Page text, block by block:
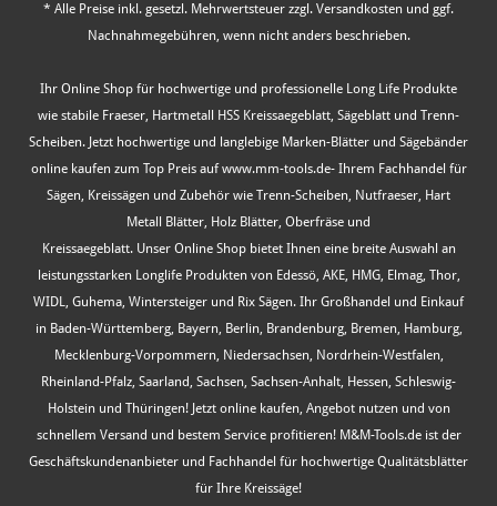
* Alle Preise inkl. gesetzl. Mehrwertsteuer zzgl. Versandkosten und ggf.
Nachnahmegebühren, wenn nicht anders beschrieben.
Ihr Online Shop für hochwertige und professionelle Long Life Produkte
wie stabile Fraeser, Hartmetall HSS Kreissaegeblatt, Sägeblatt und Trenn-
Scheiben. Jetzt hochwertige und langlebige Marken-Blätter und Sägebänder
online kaufen zum Top Preis auf www.mm-tools.de- Ihrem Fachhandel für
Sägen, Kreissägen und Zubehör wie Trenn-Scheiben, Nutfraeser, Hart
Metall Blätter, Holz Blätter, Oberfräse und
Kreissaegeblatt. Unser Online Shop bietet Ihnen eine breite Auswahl an
leistungsstarken Longlife Produkten von Edessö, AKE, HMG, Elmag, Thor,
WIDL, Guhema, Wintersteiger und Rix Sägen. Ihr Großhandel und Einkauf
in Baden-Württemberg, Bayern, Berlin, Brandenburg, Bremen, Hamburg,
Mecklenburg-Vorpommern, Niedersachsen, Nordrhein-Westfalen,
Rheinland-Pfalz, Saarland, Sachsen, Sachsen-Anhalt, Hessen, Schleswig-
Holstein und Thüringen! Jetzt online kaufen, Angebot nutzen und von
schnellem Versand und bestem Service profitieren! M&M-Tools.de ist der
Geschäftskundenanbieter und Fachhandel für hochwertige Qualitätsblätter
für Ihre Kreissäge!